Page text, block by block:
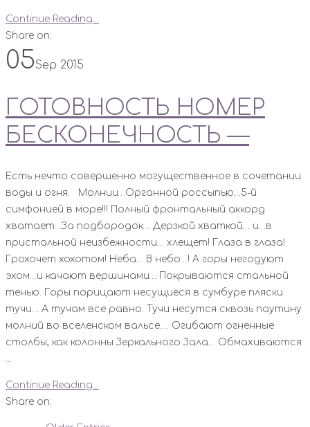
Continue Reading...
Share on:
05Sep 2015
ГОТОВНОСТЬ НОМЕР
БЕСКОНЕЧНОСТЬ —
Есть нечто совершенно могущественное в сочетании
воды и огня. Молнии…Органной россыпью…5-й
симфонией в море!!! Полный фронтальный аккорд
хватает…За подбородок… Дерзкой хваткой… и…в
пристальной неизбежности… хлещет! Глаза в глаза!
Грохочет хохотом! Неба… В небо…! А горы негодуют
эхом…и качают вершинами… Покрываются стальной
тенью. Горы порицают несущиеся в сумбуре пляски
тучи… А тучам все равно. Тучи несутся сквозь паутину
молний во вселенском вальсе…. Огибают огненные
столбы, как колонны Зеркального Зала… Обмахиваются
Continue Reading...
Share on: